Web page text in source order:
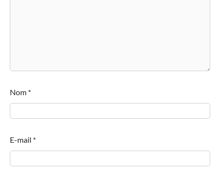
Nom *
E-mail *